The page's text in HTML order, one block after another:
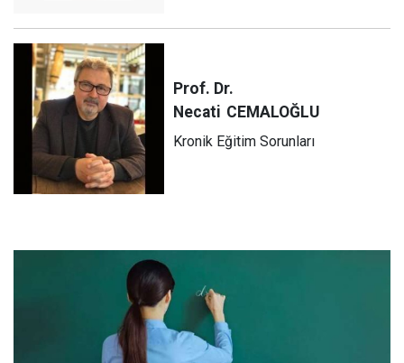
Prof. Dr.
Necati CEMALOĞLU
Kronik Eğitim Sorunları